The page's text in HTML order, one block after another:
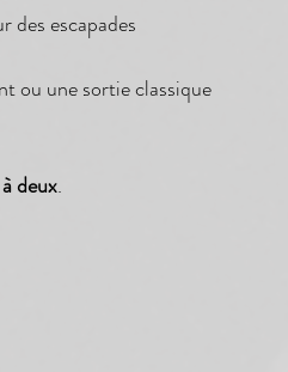
des escapades
ou une sortie classique
deux.